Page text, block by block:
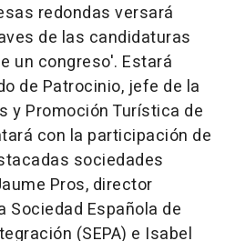
redondas versará
de las candidaturas
un congreso'. Estará
de Patrocinio, jefe de la
y Promoción Turística de
con la participación de
sociedades
Pros, director
Sociedad Española de
(SEPA) e Isabel